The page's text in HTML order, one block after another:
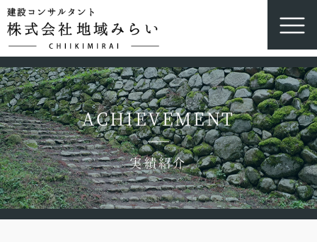
ACHIEVEMENT
実績紹介